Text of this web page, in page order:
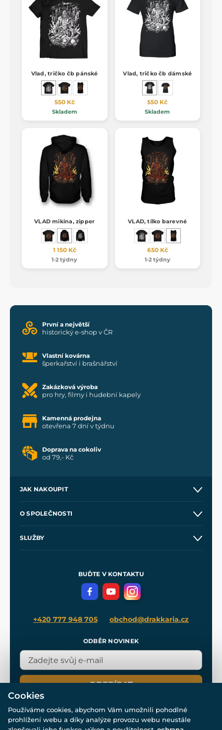
Vlad, tričko čb pánské
550 Kč
Skladem
Vlad, tričko čb dámské
550 Kč
Skladem
VLAD mikina, zipper
1 150 Kč
1-2 týdny
VLAD, tílko barevné
650 Kč
1-2 týdny
První a největší
historický e-shop v ČR
Vlastní kovárna
šperkařství i brašnářství
Zakázková výroba
pro hry, filmy i hudební kapely
Kamenná prodejna
otevřena 7 dní v týdnu
Doprava na cokoliv
od 79,- Kč
JAK NAKOUPIT
Velkoobchod
O SPOLEČNOSTI
SLUŽBY
Meče pro Kingdom Come
BUĎTE V KONTAKTU
+420 777 948 705 obchod@drakkaria.cz
ODBĚR NOVINEK
ODEBÍRAT
Cookies
Používáme cookies, abychom Vám umožnili pohodlné
prohlížení webu a díky analýze provozu webu neustále